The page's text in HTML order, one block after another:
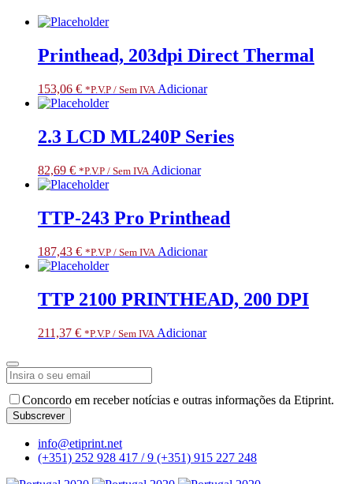
SPECIALIZED
Printhead, 203dpi Direct Thermal
153,06 € *P.V.P / Sem IVA Adicionar
2.3 LCD ML240P Series
82,69 € *P.V.P / Sem IVA Adicionar
TTP-243 Pro Printhead
187,43 € *P.V.P / Sem IVA Adicionar
TTP 2100 PRINTHEAD, 200 DPI
211,37 € *P.V.P / Sem IVA Adicionar
URL*
Concordo em receber notícias e outras informações da Etiprint.
Subscrever
info@etiprint.net
(+351) 252 928 417 / 9 (+351) 915 227 248